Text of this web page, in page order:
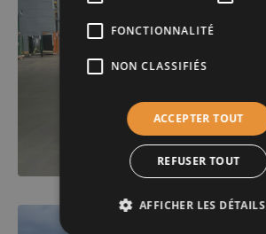
FONCTIONNALITÉ
NON CLASSIFIÉS
ACCEPTER TOUT
REFUSER TOUT
AFFICHER LES DÉTAILS